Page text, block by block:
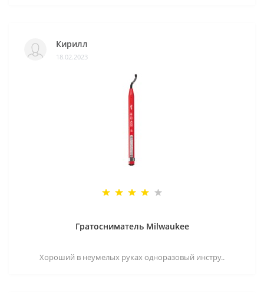
Кирилл
18.02.2023
Гратосниматель Milwaukee
Хороший в неумелых руках одноразовый инстру..